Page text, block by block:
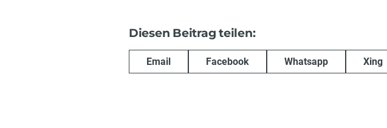
Diesen Beitrag teilen:
Email Facebook Whatsapp Xing